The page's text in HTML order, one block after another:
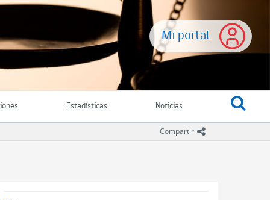
Mi portal
Estadísticas Noticias
Compartir icono compartir